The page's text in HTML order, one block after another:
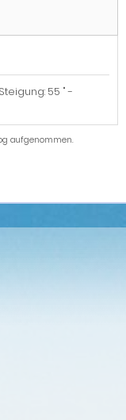
55 " -
aufgenommen.